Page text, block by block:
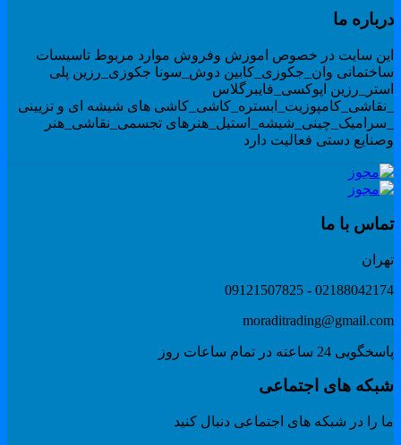
ما
سایت در خصوص اموزش وفروش موارد مربوط تاسیسات
وان_جکوزی_کابین دوش_سونا جکوزی_رزین پلی
اپوکسی_فایبرگلاس
های شیشه ای و تزیینی
تجسمی_نقاشی_هنر
دستی فعالیت دارد
با ما
02188042174 -
24 ساعته در تمام ساعات روز
های اجتماعی
را در شبکه های اجتماعی دنبال کنید